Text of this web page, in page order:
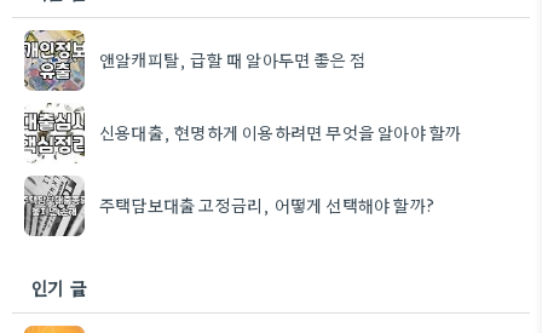
앤알캐피탈, 급할 때 알아두면 좋은 점
신용대출, 현명하게 이용하려면 무엇을 알아야 할까
주택담보대출 고정금리, 어떻게 선택해야 할까?
인기 글